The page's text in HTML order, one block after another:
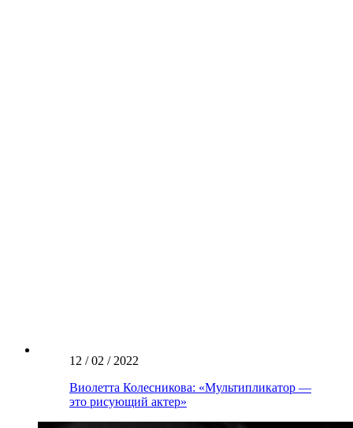
12 / 02 / 2022
Виолетта Колесникова: «Мультипликатор —
это рисующий актер»